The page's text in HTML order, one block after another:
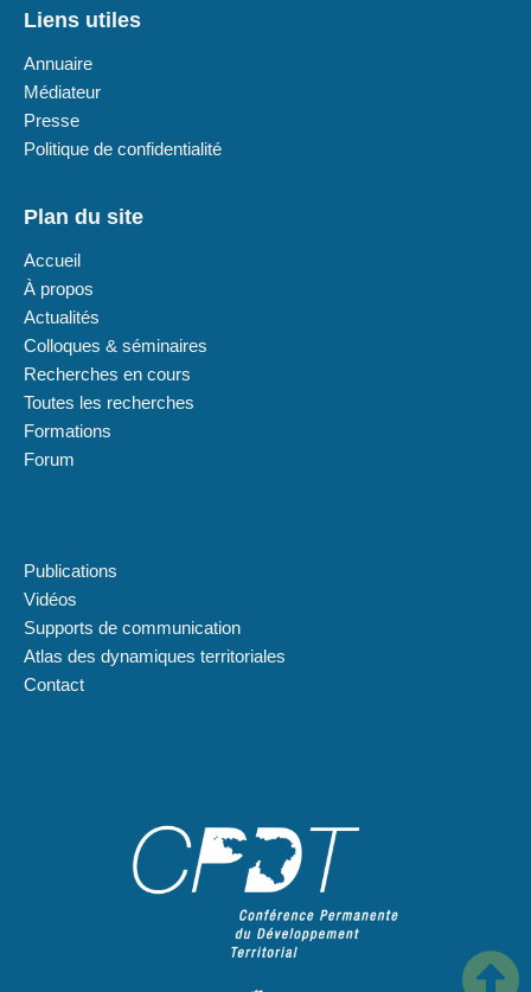
Liens utiles
Annuaire
Médiateur
Presse
Politique de confidentialité
Plan du site
Accueil
À propos
Actualités
Colloques & séminaires
Recherches en cours
Toutes les recherches
Formations
Forum
Publications
Vidéos
Supports de communication
Atlas des dynamiques territoriales
Contact